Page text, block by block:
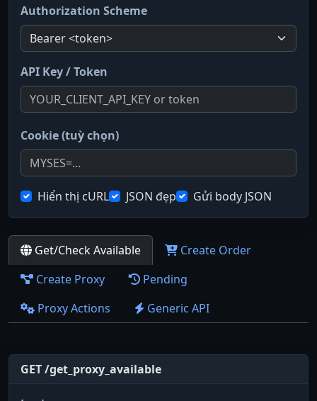
Authorization Scheme
API Key / Token
Cookie (tuỳ chọn)
Hiển thị cURL JSON đẹp Gửi body JSON
Get/Check Available
Create Order
Create Proxy
Pending
Proxy Actions
Generic API
GET /get_proxy_available